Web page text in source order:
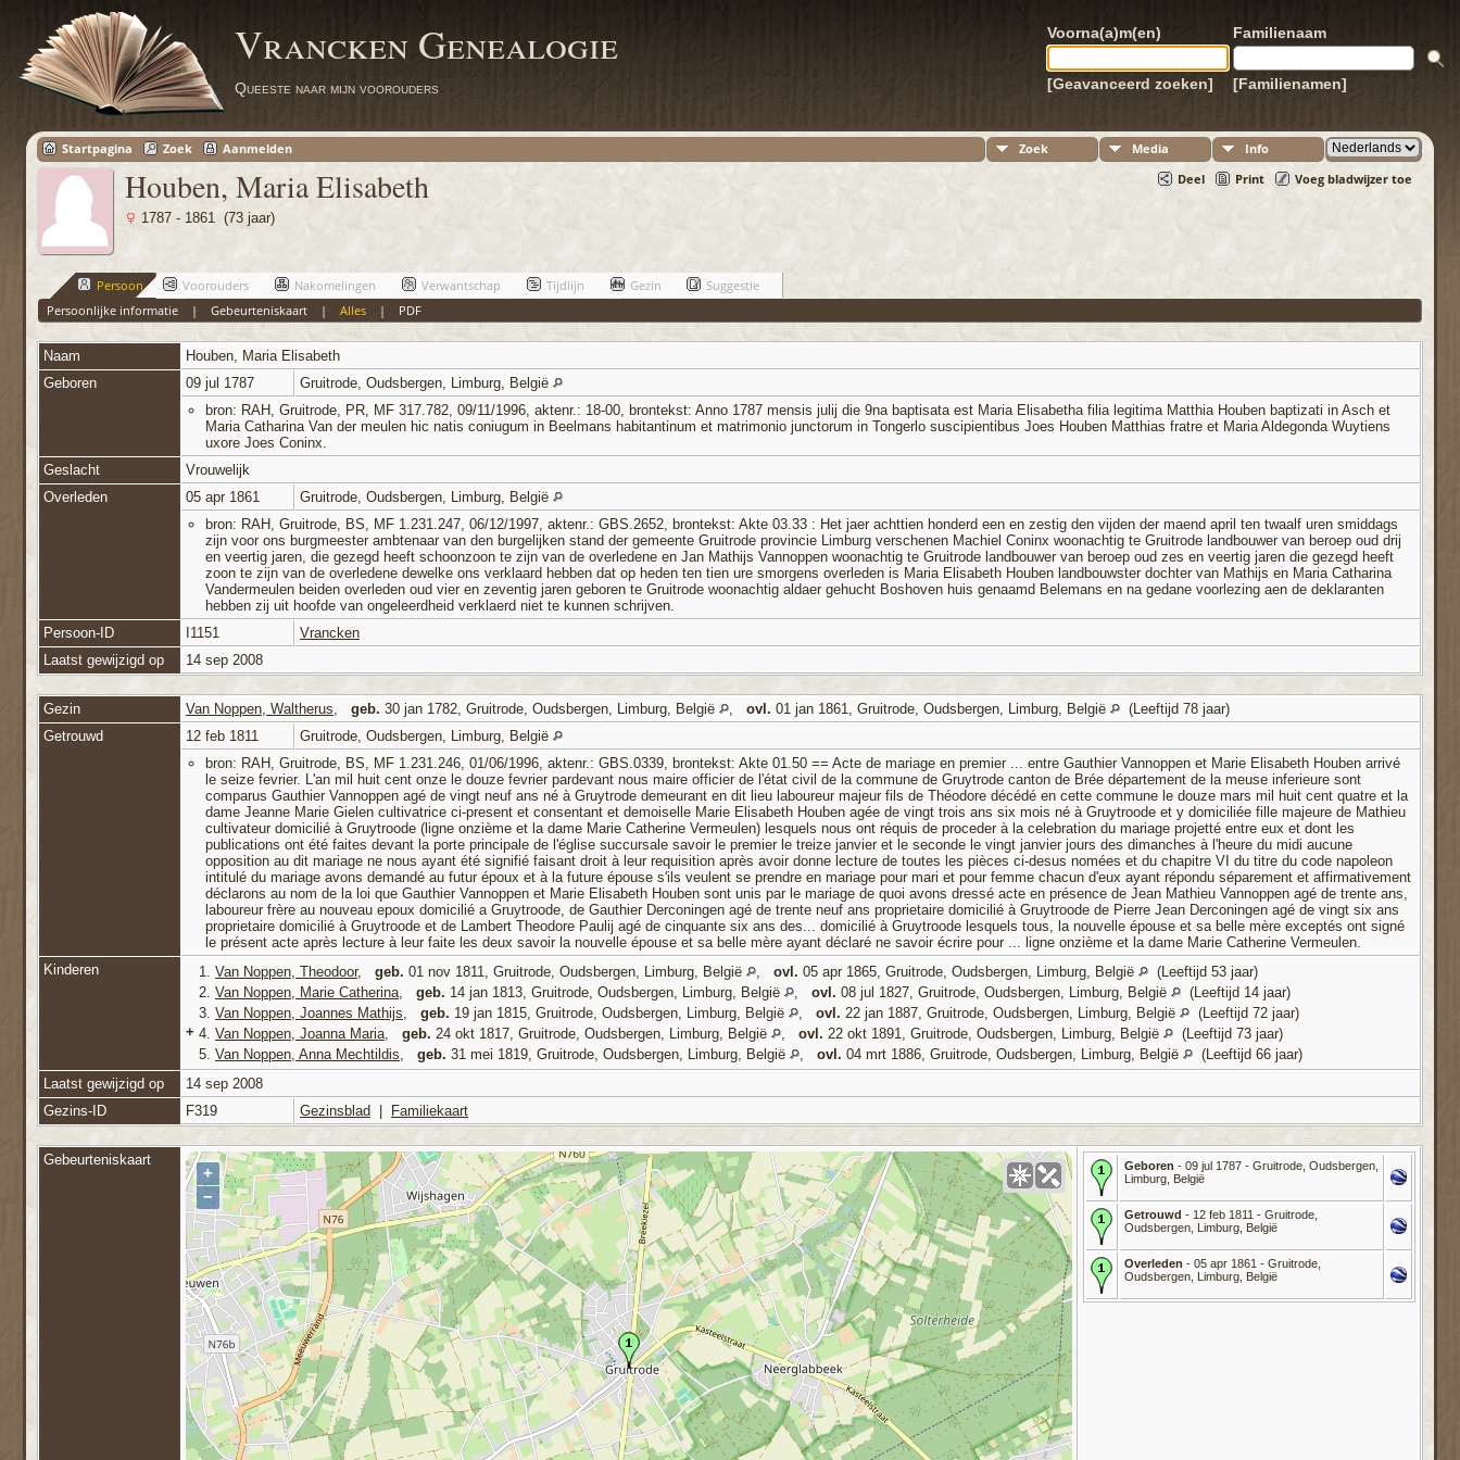
Vrancken Genealogie
Queeste naar mijn voorouders
Voorna(a)m(en) Familienaam
[Geavanceerd zoeken] [Familienamen]
Startpagina Zoek Aanmelden Zoek Media
Info
Deel
Print Voeg bladwijzer toe
Houben, Maria Elisabeth
1787 - 1861 (73 jaar)
Persoon Voorouders Nakomelingen Verwantschap Tijdlijn Gezin
Suggestie
Persoonlijke informatie| Gebeurteniskaart| Alles| PDF
Naam Houben, Maria Elisabeth
Geboren
09 jul 1787
Gruitrode, Oudsbergen, Limburg, België
bron: RAH, Gruitrode, PR, MF 317.782, 09/11/1996, aktenr.: 18-00, brontekst: Anno 1787 mensis julij die 9na baptisata est Maria Elisabetha filia legitima Matthia Houben baptizati in Asch et
Maria Catharina Van der meulen hic natis coniugum in Beelmans habitantinum et matrimonio junctorum in Tongerlo suscipientibus Joes Houben Matthias fratre et Maria Aldegonda Wuytiens
uxore Joes Coninx.
Geslacht
Vrouwelijk
Overleden
05 apr 1861
Gruitrode, Oudsbergen, Limburg, België
bron: RAH, Gruitrode, BS, MF 1.231.247, 06/12/1997, aktenr.: GBS.2652, brontekst: Akte 03.33 : Het jaer achttien honderd een en zestig den vijden der maend april ten twaalf uren smiddags
zijn voor ons burgmeester ambtenaar van den burgelijken stand der gemeente Gruitrode provincie Limburg verschenen Machiel Coninx woonachtig te Gruitrode landbouwer van beroep oud drij
en veertig jaren, die gezegd heeft schoonzoon te zijn van de overledene en Jan Mathijs Vannoppen woonachtig te Gruitrode landbouwer van beroep oud zes en veertig jaren die gezegd heeft
zoon te zijn van de overledene dewelke ons verklaard hebben dat op heden ten tien ure smorgens overleden is Maria Elisabeth Houben landbouwster dochter van Mathijs en Maria Catharina
Vandermeulen beiden overleden oud vier en zeventig jaren geboren te Gruitrode woonachtig aldaer gehucht Boshoven huis genaamd Belemans en na gedane voorlezing aen de deklaranten
hebben zij uit hoofde van ongeleerdheid verklaerd niet te kunnen schrijven.
Persoon-ID
I1151
Vrancken
Laatst gewijzigd op
14 sep 2008
Gezin Van Noppen, Waltherus, geb. 30 jan 1782, Gruitrode, Oudsbergen, Limburg, België , ovl. 01 jan 1861, Gruitrode, Oudsbergen, Limburg, België
(Leeftijd 78 jaar)
Getrouwd
12 feb 1811
Gruitrode, Oudsbergen, Limburg, België
bron: RAH, Gruitrode, BS, MF 1.231.246, 01/06/1996, aktenr.: GBS.0339, brontekst: Akte 01.50 == Acte de mariage en premier ... entre Gauthier Vannoppen et Marie Elisabeth Houben arrivé
le seize fevrier. L'an mil huit cent onze le douze fevrier pardevant nous maire officier de l'état civil de la commune de Gruytrode canton de Brée département de la meuse inferieure sont
comparus Gauthier Vannoppen agé de vingt neuf ans né à Gruytrode demeurant en dit lieu laboureur majeur fils de Théodore décédé en cette commune le douze mars mil huit cent quatre et la
dame Jeanne Marie Gielen cultivatrice ci-present et consentant et demoiselle Marie Elisabeth Houben agée de vingt trois ans six mois né à Gruytroode et y domiciliée fille majeure de Mathieu
cultivateur domicilié à Gruytroode (ligne onzième et la dame Marie Catherine Vermeulen) lesquels nous ont réquis de proceder à la celebration du mariage projetté entre eux et dont les
publications ont été faites devant la porte principale de l'église succursale savoir le premier le treize janvier et le seconde le vingt janvier jours des dimanches à l'heure du midi aucune
opposition au dit mariage ne nous ayant été signifié faisant droit à leur requisition après avoir donne lecture de toutes les pièces ci-desus nomées et du chapitre VI du titre du code napoleon
intitulé du mariage avons demandé au futur époux et à la future épouse s'ils veulent se prendre en mariage pour mari et pour femme chacun d'eux ayant répondu séparement et affirmativement
déclarons au nom de la loi que Gauthier Vannoppen et Marie Elisabeth Houben sont unis par le mariage de quoi avons dressé acte en présence de Jean Mathieu Vannoppen agé de trente ans,
laboureur frère au nouveau epoux domicilié a Gruytroode, de Gauthier Derconingen agé de trente neuf ans proprietaire domicilié à Gruytroode de Pierre Jean Derconingen agé de vingt six ans
proprietaire domicilié à Gruytroode et de Lambert Theodore Paulij agé de cinquante six ans des... domicilié à Gruytroode lesquels tous, la nouvelle épouse et sa belle mère exceptés ont signé
le présent acte après lecture à leur faite les deux savoir la nouvelle épouse et sa belle mère ayant déclaré ne savoir écrire pour ... ligne onzième et la dame Marie Catherine Vermeulen.
Kinderen
1. Van Noppen, Theodoor, geb. 01 nov 1811, Gruitrode, Oudsbergen, Limburg, België , ovl. 05 apr 1865, Gruitrode, Oudsbergen, Limburg, België
(Leeftijd 53 jaar)
2. Van Noppen, Marie Catherina, geb. 14 jan 1813, Gruitrode, Oudsbergen, Limburg, België , ovl. 08 jul 1827, Gruitrode, Oudsbergen, Limburg, België
(Leeftijd 14 jaar)
3. Van Noppen, Joannes Mathijs, geb. 19 jan 1815, Gruitrode, Oudsbergen, Limburg, België , ovl. 22 jan 1887, Gruitrode, Oudsbergen, Limburg, België
(Leeftijd 72 jaar)
+ 4. Van Noppen, Joanna Maria, geb. 24 okt 1817, Gruitrode, Oudsbergen, Limburg, België , ovl. 22 okt 1891, Gruitrode, Oudsbergen, Limburg, België
(Leeftijd 73 jaar)
5. Van Noppen, Anna Mechtildis, geb. 31 mei 1819, Gruitrode, Oudsbergen, Limburg, België , ovl. 04 mrt 1886, Gruitrode, Oudsbergen, Limburg, België
(Leeftijd 66 jaar)
Laatst gewijzigd op
14 sep 2008
Gezins-ID
F319 Gezinsblad Familiekaart
Gebeurteniskaart
+
−
Geboren - 09 jul 1787 - Gruitrode, Oudsbergen,
Limburg, België
Getrouwd - 12 feb 1811 - Gruitrode,
Oudsbergen, Limburg, België
Overleden - 05 apr 1861 - Gruitrode,
Oudsbergen, Limburg, België